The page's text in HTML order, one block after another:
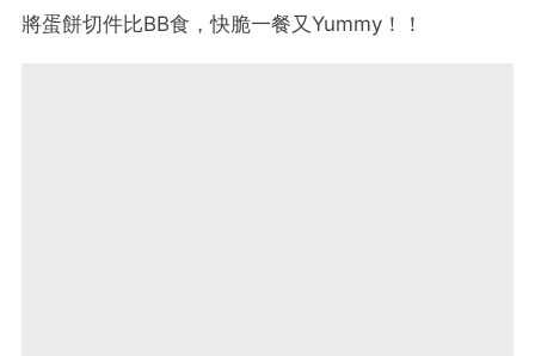
將蛋餅切件比BB食，快脆一餐又Yummy！！